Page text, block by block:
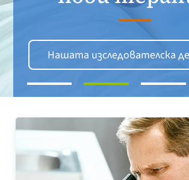
Нашата изследователска